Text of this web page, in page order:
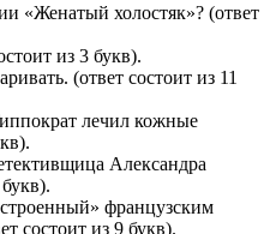
«Женатый холостяк»? (ответ
из 3 букв).
(ответ состоит из 11
лечил кожные
Александра
французским
состоит из 9 букв).